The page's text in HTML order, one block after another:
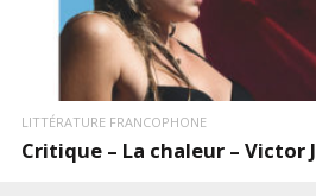
LITTÉRATURE FRANCOPHONE
Critique – La chaleur – Victor